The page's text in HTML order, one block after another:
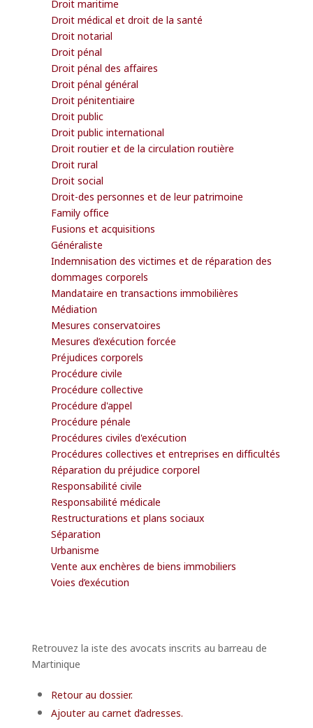
Droit médical et droit de la santé
Droit notarial
Droit pénal
Droit pénal des affaires
Droit pénal général
Droit pénitentiaire
Droit public
Droit public international
Droit routier et de la circulation routière
Droit rural
Droit social
Droit-des personnes et de leur patrimoine
Family office
Fusions et acquisitions
Généraliste
Indemnisation des victimes et de réparation des
dommages corporels
Mandataire en transactions immobilières
Médiation
Mesures conservatoires
Mesures d’exécution forcée
Préjudices corporels
Procédure civile
Procédure collective
Procédure d'appel
Procédure pénale
Procédures civiles d'exécution
Procédures collectives et entreprises en difficultés
Réparation du préjudice corporel
Responsabilité civile
Responsabilité médicale
Restructurations et plans sociaux
Séparation
Urbanisme
Vente aux enchères de biens immobiliers
Voies d’exécution
Retrouvez la iste des avocats inscrits au barreau de
Martinique
Retour au dossier.
Ajouter au carnet d’adresses.